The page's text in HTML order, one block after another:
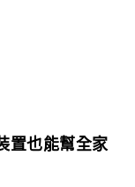
置也能幫全家